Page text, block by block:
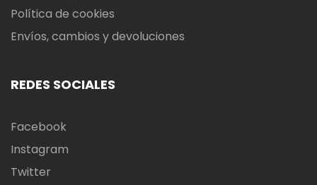
Política de cookies
Envíos, cambios y devoluciones
REDES SOCIALES
Facebook
Instagram
Twitter